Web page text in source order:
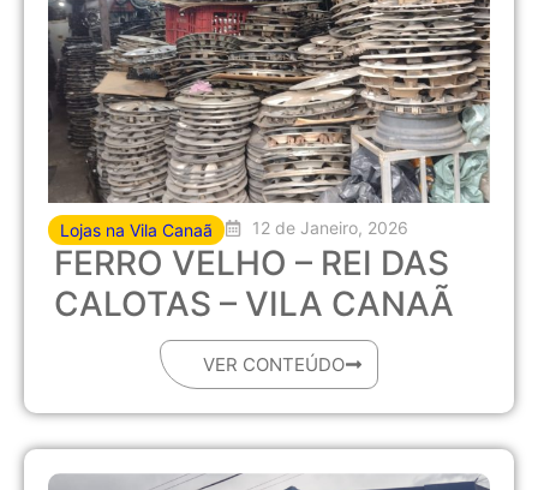
Lojas na Vila Canaã 12 de Janeiro, 2026
FERRO VELHO – REI DAS
CALOTAS – VILA CANAÃ
VER CONTEÚDO